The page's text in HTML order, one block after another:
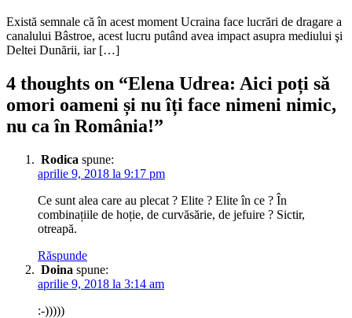
Există semnale că în acest moment Ucraina face lucrări de dragare a
canalului Bâstroe, acest lucru putând avea impact asupra mediului şi
Deltei Dunării, iar […]
4 thoughts on “Elena Udrea: Aici poți să
omori oameni și nu îți face nimeni nimic,
nu ca în România!”
Rodica spune:
aprilie 9, 2018 la 9:17 pm
Ce sunt alea care au plecat ? Elite ? Elite în ce ? În
combinațiile de hoție, de curvăsărie, de jefuire ? Sictir,
otreapă.
Răspunde
Doina spune:
aprilie 9, 2018 la 3:14 am
:-)))))